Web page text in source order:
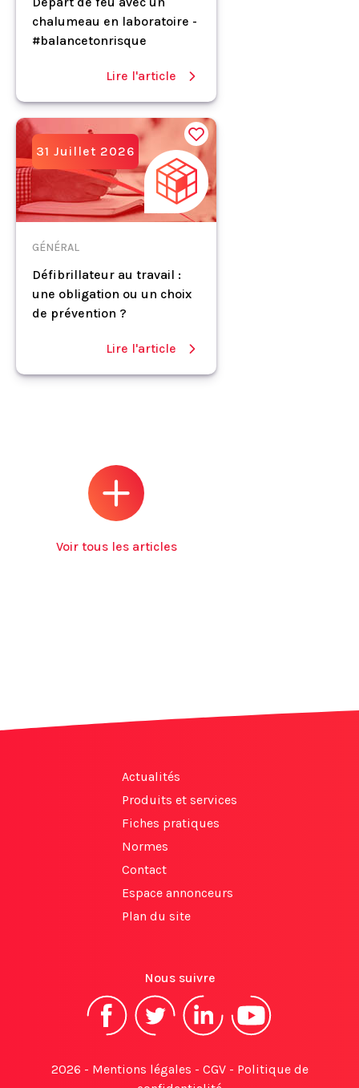
chalumeau en laboratoire -
#balancetonrisque
Lire l'article
31 Juillet 2026
GÉNÉRAL
Défibrillateur au travail :
une obligation ou un choix
de prévention ?
Lire l'article
Voir tous les articles
Actualités
Produits et services
Fiches pratiques
Normes
Contact
Espace annonceurs
Plan du site
Nous suivre
2026 - Mentions légales - CGV- Politique de